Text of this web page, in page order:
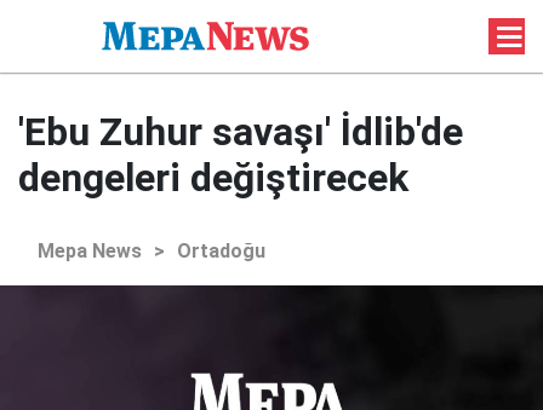
'Ebu Zuhur savaşı' İdlib'de
dengeleri değiştirecek
Mepa News > Ortadoğu